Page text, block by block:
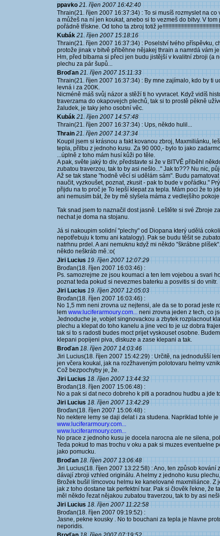
ppavko 21. říjen 2007 16:42:40
Thrain(21. říjen 2007 16:37:34) : To si musíš rozmyslet na
a můžeš na ní jen koukat, anebo si to vezmeš do bitvy. V
pořádně třískne. Od toho ta zbroj totiž
Kubák 21. říjen 2007 15:18:16
Thrain(21. říjen 2007 16:37:34) : Poselství tvého příspěvku,
protože jinak v bitvě přiběhne nějakej thrain a namrdá vám
Hm, před blbama si přeci jen budu jistější v kvalitní zbroji (a
plechu za pár šupů...
Broďan 21. říjen 2007 15:11:33
Thrain(21. říjen 2007 16:37:34) : By mne zajímalo, kdo by ti
levná i za 200K.
Nicméně máš svůj názor a stěží ti ho vyvracet. Když vidíš
traverzama do okapovejch plechů, tak si to prostě pěkně
žaludek, je taky jeho osobní věc.
Kubák 21. říjen 2007 14:57:48
Thrain(21. říjen 2007 16:37:34) : Ups, někdo hulil...
Thrain 21. říjen 2007 14:37:34
Koupil jsem si krásnou a fakt kovanou zbroj, Maxmiliánku,
tepla, přilbu z jednoho kusu. Za 90 000,- bylo to jako
...úplně z toho mám husí kůži po těle.
A pak, světe jaký to div, představte si že v BITVĚ přiběhl
zubatou traverzou, tak to by asi nešlo..." Jak to??? Nu nic,
Až se tak stane "hodně věcí si udělám sám". Budu
naučit, vyzkoušet, poznat, zkusit - pak to bude v pořádku."
přijdu na to proč je To lepší klepat za tepla. Mám poci že to
ani nemusím bát, že by mě slyšela máma z vedlejšího
Tak snad jsem to naznačil dost jasně. Leštěte si své Zbroje
nechat je doma na stojanu.
Já si nakoupim solidní "plechy" od Diopana který udělá
nepotřebuju k tomu ani katalogy). Pak se budu těšit se
natrhnu prdel. A ani nemuknu když mi někdo "škrábne
někdo neškráb mě.:o(
Jiri Lucius 19. říjen 2007 12:07:29
Broďan(18. říjen 2007 16:03:46) :
Ps. samozrejme ze jsou koumaci a ten lem vojebou a svari
poznat teda pokud si nevezmes baterku a posvitis si do vnitr.
Jiri Lucius 19. říjen 2007 12:05:03
Broďan(18. říjen 2007 16:03:46) :
No 1,5 mm neni zrovna uz nejtensi, ale da se to porad jeste
lem www.luciferarmoury.com... neni zrovna jeden z tech, co
Jednoduche je, vobjet singnovackou a zbytek rozplacnout
plechu a klepat do toho kanelu a jine veci to je uz dobra
tak si to s radosti budes moct prijet vyskouset osobne.
klepani popijeni piva, diskuze a zase klepani a tak.
Broďan 18. říjen 2007 14:03:46
Jiri Lucius(18. říjen 2007 15:42:29) : Určitě, na jednodušší
jen včera koukal, jak na rozžhaveným polotovaru helmy
Což bezpochyby je, že.
Jiri Lucius 18. říjen 2007 13:44:32
Broďan(18. říjen 2007 15:06:48) :
No a pak si dat neco dobreho k piti a poradnou hudbu a jde
Jiri Lucius 18. říjen 2007 13:42:29
Broďan(18. říjen 2007 15:06:48) :
No nektere lemy se daji delat i za studena. Napriklad tohle
www.luciferarmoury.com...
www.luciferarmoury.com...
No prace z jednoho kusu je docela narocna ale ne silena,
Teda pokud to mas trochu v oku a pak si muzes eventuelne
jako pomucku.
Broďan 18. říjen 2007 13:06:48
Jiri Lucius(18. říjen 2007 13:22:58) : Ano, ten způsob
dávají zbroji vzhled originálu. A helmy z jednoho kusu
Brožek bušil límcovou helmu ke kanelované maxmiliánce.
jak z toho dostane tak perfektní tvar. Pak si člověk řekne, že
měl někdo řezat nějakou zubatou traverzou, tak to by asi
Jiri Lucius 18. říjen 2007 11:22:58
Broďan(18. říjen 2007 09:19:52) :
Jasne, pekne kousky . No to bouchani za tepla je hlavne
neporidis.